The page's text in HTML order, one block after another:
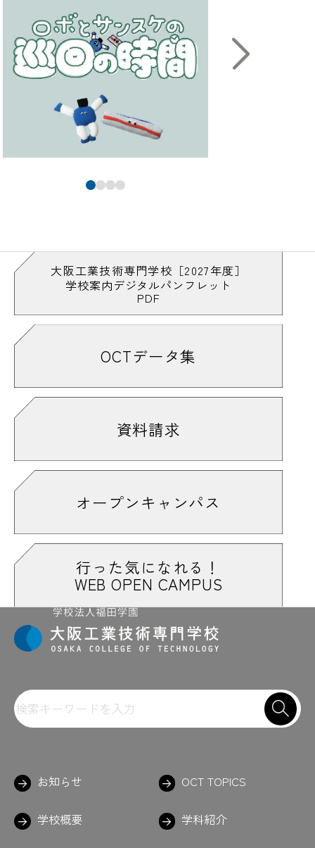
大阪工業技術専門学校［2027年度］
学校案内デジタルパンフレット
PDF
OCTデータ集
資料請求
オープンキャンパス
行った気になれる！
WEB OPEN CAMPUS
お知らせ OCT TOPICS
学校概要 学科紹介